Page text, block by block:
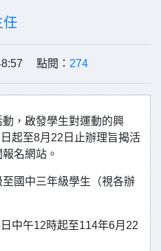
任
點閱： 274
，啟發學生對運動的興
起至8月22日止辦理旨揭活
名網站。
國中三年級學生（視各辦
中午12時起至114年6月22